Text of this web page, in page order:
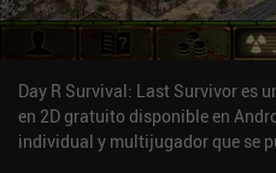
Day R Survival: Last Survivor es
en 2D gratuito disponible en
individual y multijugador que se